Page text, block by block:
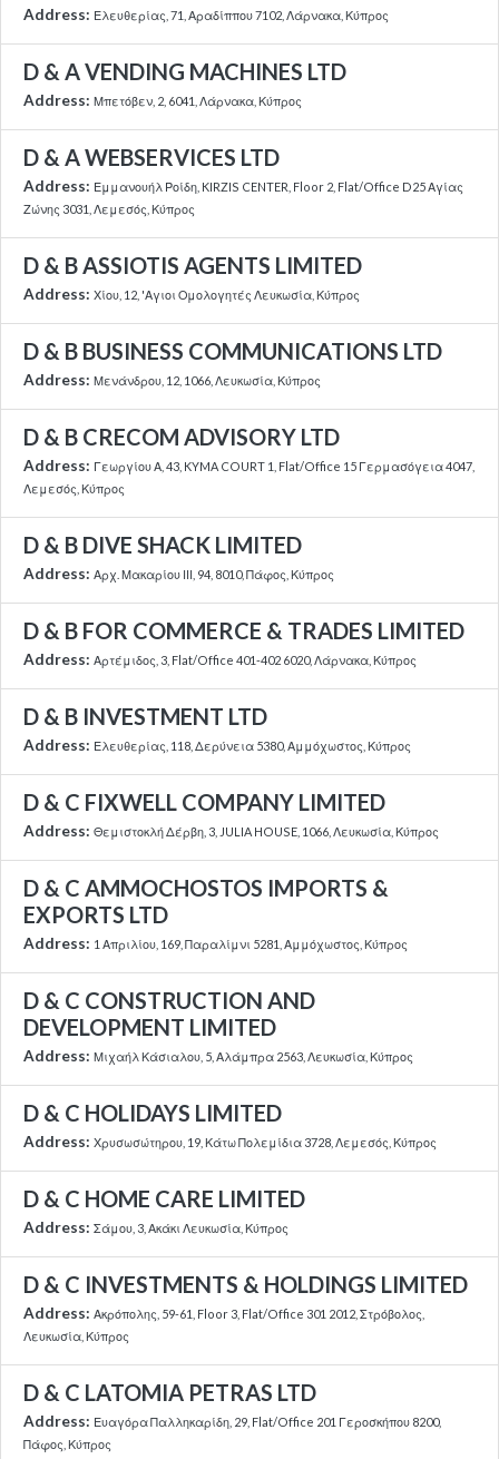
Address: Ελευθερίας, 71, Αραδίππου 7102, Λάρνακα, Κύπρος
D & A VENDING MACHINES LTD
Address: Μπετόβεν, 2, 6041, Λάρνακα, Κύπρος
D & A WEBSERVICES LTD
Address: Εμμανουήλ Ροίδη, KIRZIS CENTER, Floor 2, Flat/Office D25 Αγίας
Ζώνης 3031, Λεμεσός, Κύπρος
D & B ASSIOTIS AGENTS LIMITED
Address: Χίου, 12, 'Αγιοι Ομολογητές Λευκωσία, Κύπρος
D & B BUSINESS COMMUNICATIONS LTD
Address: Μενάνδρου, 12, 1066, Λευκωσία, Κύπρος
D & B CRECOM ADVISORY LTD
Address: Γεωργίου Α, 43, KYMA COURT 1, Flat/Office 15 Γερμασόγεια 4047,
Λεμεσός, Κύπρος
D & B DIVE SHACK LIMITED
Address: Αρχ. Μακαρίου ΙΙΙ, 94, 8010, Πάφος, Κύπρος
D & B FOR COMMERCE & TRADES LIMITED
Address: Αρτέμιδος, 3, Flat/Office 401-402 6020, Λάρνακα, Κύπρος
D & B INVESTMENT LTD
Address: Ελευθερίας, 118, Δερύνεια 5380, Αμμόχωστος, Κύπρος
D & C FIXWELL COMPANY LIMITED
Address: Θεμιστοκλή Δέρβη, 3, JULIA HOUSE, 1066, Λευκωσία, Κύπρος
D & C AMMOCHOSTOS IMPORTS &
EXPORTS LTD
Address: 1 Απριλίου, 169, Παραλίμνι 5281, Αμμόχωστος, Κύπρος
D & C CONSTRUCTION AND
DEVELOPMENT LIMITED
Address: Μιχαήλ Κάσιαλου, 5, Αλάμπρα 2563, Λευκωσία, Κύπρος
D & C HOLIDAYS LIMITED
Address: Χρυσωσώτηρου, 19, Κάτω Πολεμίδια 3728, Λεμεσός, Κύπρος
D & C HOME CARE LIMITED
Address: Σάμου, 3, Ακάκι Λευκωσία, Κύπρος
D & C INVESTMENTS & HOLDINGS LIMITED
Address: Ακρόπολης, 59-61, Floor 3, Flat/Office 301 2012, Στρόβολος,
Λευκωσία, Κύπρος
D & C LATOMIA PETRAS LTD
Address: Ευαγόρα Παλληκαρίδη, 29, Flat/Office 201 Γεροσκήπου 8200,
Πάφος, Κύπρος